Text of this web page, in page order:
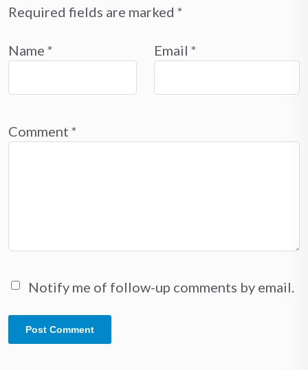
Required fields are marked *
Name * Email *
Comment *
Notify me of follow-up comments by email.